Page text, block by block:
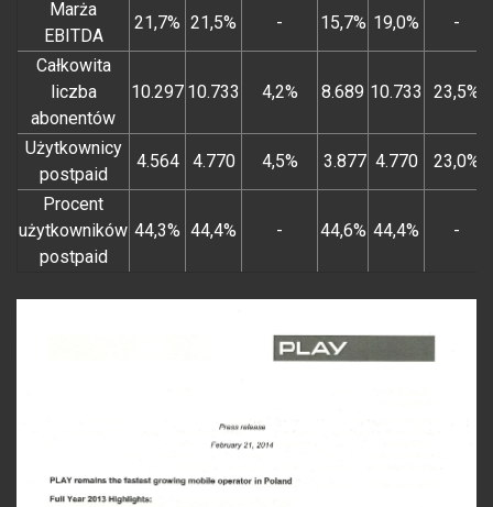
Marża
EBITDA
21,7% 21,5% - 15,7% 19,0% -
Całkowita
liczba
abonentów
10.297 10.733 4,2% 8.689 10.733 23,5%
Użytkownicy
postpaid
4.564 4.770 4,5% 3.877 4.770 23,0%
Procent
użytkowników
postpaid
44,3% 44,4% - 44,6% 44,4% -